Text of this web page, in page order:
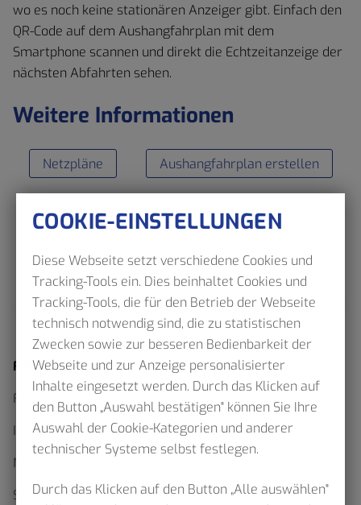
wo es noch keine stationären Anzeiger gibt. Einfach den
QR-Code auf dem Aushangfahrplan mit dem
Smartphone scannen und direkt die Echtzeitanzeige der
nächsten Abfahrten sehen.
Weitere Informationen
Netzpläne Aushangfahrplan erstellen
Fahrplan
Fahrplanauskunft
Interaktiver Netzplan
Netzpläne als Download
Sommerfahrplan 2026
COOKIE-EINSTELLUNGEN
Diese Webseite setzt verschiedene Cookies und
Tracking-Tools ein. Dies beinhaltet Cookies und
Tracking-Tools, die für den Betrieb der Webseite
technisch notwendig sind, die zu statistischen
Zwecken sowie zur besseren Bedienbarkeit der
Webseite und zur Anzeige personalisierter
Inhalte eingesetzt werden. Durch das Klicken auf
den Button „Auswahl bestätigen" können Sie Ihre
Auswahl der Cookie-Kategorien und anderer
technischer Systeme selbst festlegen.
Durch das Klicken auf den Button „Alle auswählen"